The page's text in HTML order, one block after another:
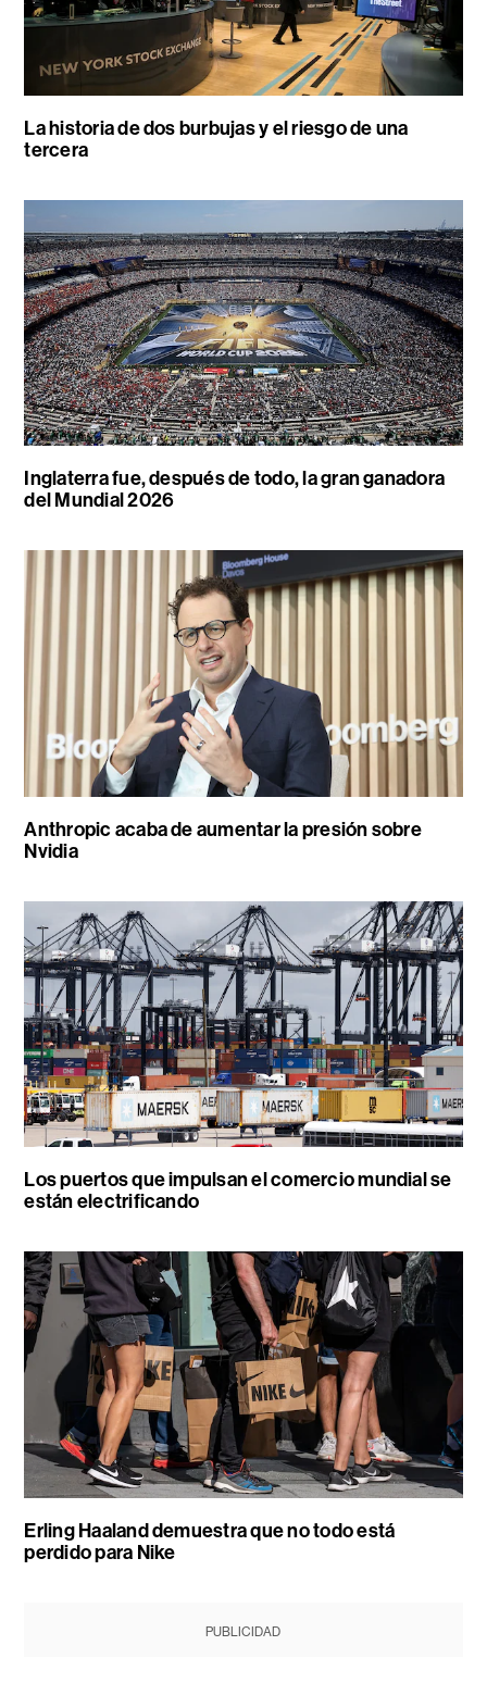
La historia de dos burbujas y el riesgo de una
tercera
Inglaterra fue, después de todo, la gran ganadora
del Mundial 2026
Anthropic acaba de aumentar la presión sobre
Nvidia
Los puertos que impulsan el comercio mundial se
están electrificando
Erling Haaland demuestra que no todo está
perdido para Nike
PUBLICIDAD